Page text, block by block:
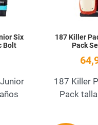
Six
Bolt
187 Killer
Pack
187 Killer
Pack